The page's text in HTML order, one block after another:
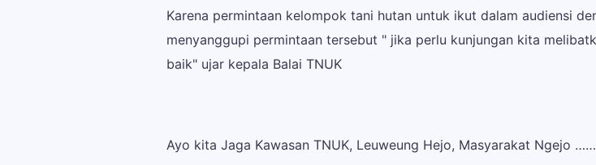
Karena permintaan kelompok tani hutan untuk ikut dalam audiensi
menyanggupi permintaan tersebut " jika perlu kunjungan kita
baik" ujar kepala Balai TNUK
Ayo kita Jaga Kawasan TNUK, Leuweung Hejo, Masyarakat Ngejo ……